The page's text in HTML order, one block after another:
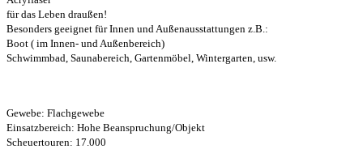
für das Leben draußen!
Besonders geeignet für Innen und Außenausstattungen z.B.:
Boot ( im Innen- und Außenbereich)
Schwimmbad, Saunabereich, Gartenmöbel, Wintergarten, usw.
Gewebe: Flachgewebe
Einsatzbereich: Hohe Beanspruchung/Objekt
Scheuertouren: 17.000